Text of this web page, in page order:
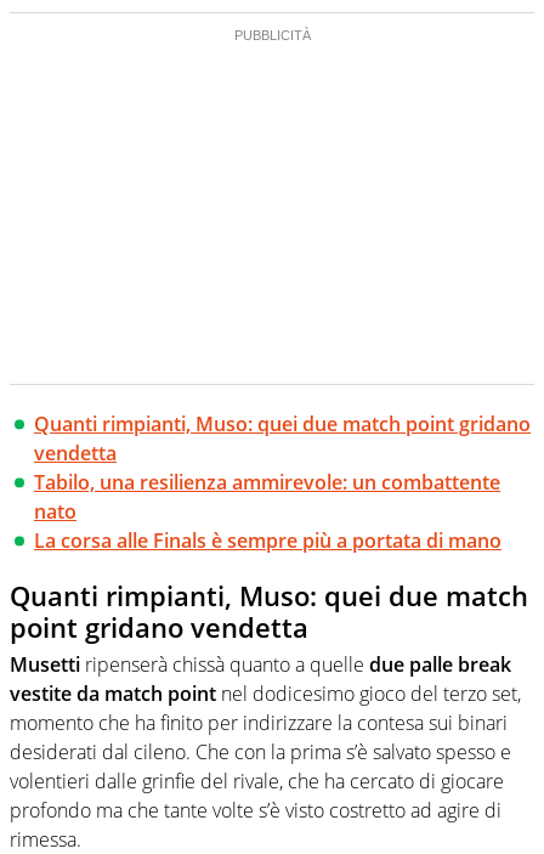
Quanti rimpianti, Muso: quei due match point gridano
vendetta
Tabilo, una resilienza ammirevole: un combattente
nato
La corsa alle Finals è sempre più a portata di mano
Quanti rimpianti, Muso: quei due match
point gridano vendetta
Musetti ripenserà chissà quanto a quelle due palle break
vestite da match point nel dodicesimo gioco del terzo set,
momento che ha finito per indirizzare la contesa sui binari
desiderati dal cileno. Che con la prima s’è salvato spesso e
volentieri dalle grinfie del rivale, che ha cercato di giocare
profondo ma che tante volte s’è visto costretto ad agire di
rimessa.